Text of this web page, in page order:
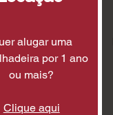
alugar uma
por 1 ano
ou mais?
Clique aqui